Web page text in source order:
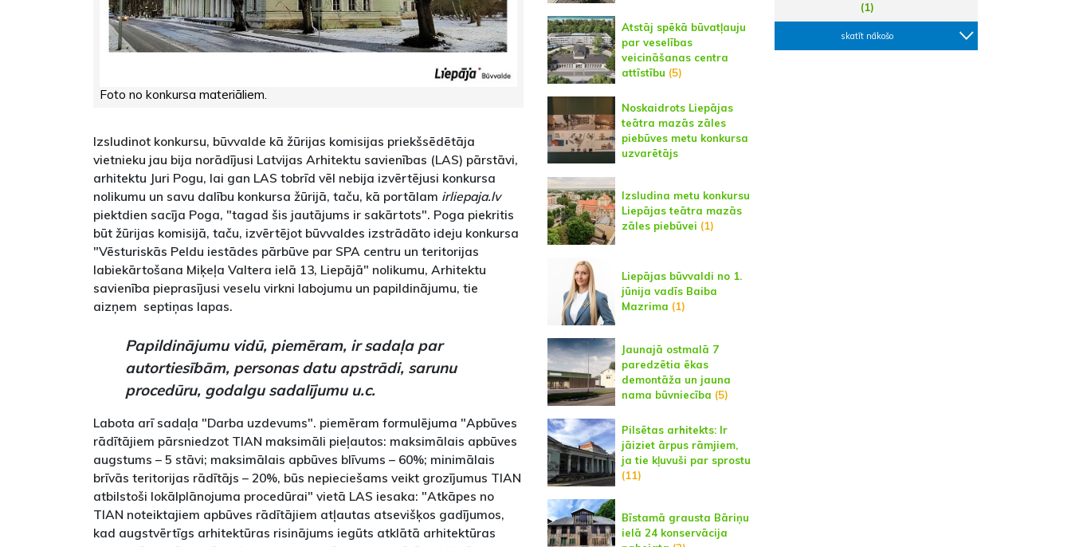
Foto no konkursa materiāliem.
Izsludinot konkursu, būvvalde kā žūrijas komisijas priekšsēdētāja
vietnieku jau bija norādījusi Latvijas Arhitektu savienības (LAS) pārstāvi,
arhitektu Juri Pogu, lai gan LAS tobrīd vēl nebija izvērtējusi konkursa
nolikumu un savu dalību konkursa žūrijā, taču, kā portālam irliepaja.lv
piektdien sacīja Poga, "tagad šis jautājums ir sakārtots". Poga piekritis
būt žūrijas komisijā, taču, izvērtējot būvvaldes izstrādāto ideju konkursa
"Vēsturiskās Peldu iestādes pārbūve par SPA centru un teritorijas
labiekārtošana Miķeļa Valtera ielā 13, Liepājā" nolikumu, Arhitektu
savienība pieprasījusi veselu virkni labojumu un papildinājumu, tie
aizņem septiņas lapas.
Papildinājumu vidū, piemēram, ir sadaļa par
autortiesībām, personas datu apstrādi, sarunu
procedūru, godalgu sadalījumu u.c.
Labota arī sadaļa "Darba uzdevums". piemēram formulējuma "Apbūves
rādītājiem pārsniedzot TIAN maksimāli pieļautos: maksimālais apbūves
augstums – 5 stāvi; maksimālais apbūves blīvums – 60%; minimālais
brīvās teritorijas rādītājs – 20%, būs nepieciešams veikt grozījumus TIAN
atbilstoši lokālplānojuma procedūrai" vietā LAS iesaka: "Atkāpes no
TIAN noteiktajiem apbūves rādītājiem atļautas atsevišķos gadījumos,
kad augstvērtīgs arhitektūras risinājums iegūts atklātā arhitektūras
Atstāj spēkā būvatļauju
par veselības
veicināšanas centra
attīstību (5)
Noskaidrots Liepājas
teātra mazās zāles
piebūves metu konkursa
uzvarētājs
Izsludina metu konkursu
Liepājas teātra mazās
zāles piebūvei (1)
Liepājas būvvaldi no 1.
jūnija vadīs Baiba
Mazrima (1)
Jaunajā ostmalā 7
paredzētia ēkas
demontāža un jauna
nama būvniecība (5)
Pilsētas arhitekts: Ir
jāiziet ārpus rāmjiem,
ja tie kļuvuši par sprostu
(11)
Bīstamā grausta Bāriņu
ielā 24 konservācija
(1)
skatīt nākošo